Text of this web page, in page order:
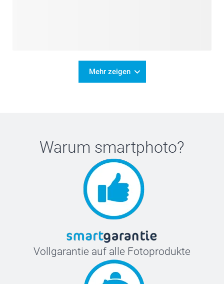
Mehr zeigen
Warum smartphoto?
Vollgarantie auf alle Fotoprodukte